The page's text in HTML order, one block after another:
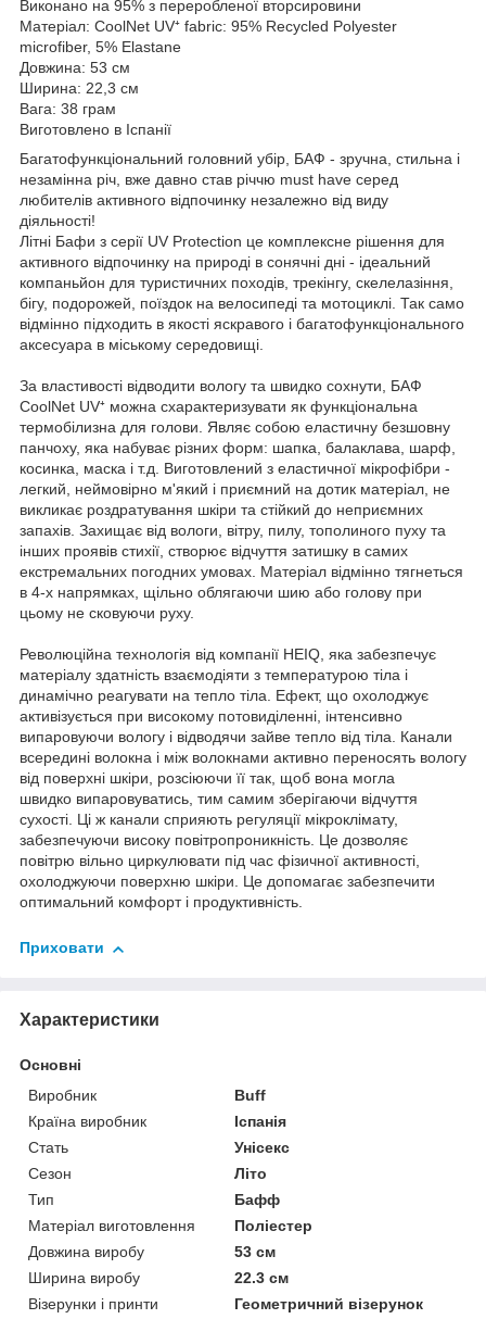
Виконано на 95% з переробленої вторсировини
Матеріал: CoolNet UV⁺ fabric: 95% Recycled Polyester
microfiber, 5% Elastane
Довжина: 53 см
Ширина: 22,3 см
Вага: 38 грам
Виготовлено в Іспанії
Багатофункціональний головний убір, БАФ - зручна, стильна і
незамінна річ, вже давно став річчю must have серед
любителів активного відпочинку незалежно від виду
діяльності!
Літні Бафи з серії UV Protection це комплексне рішення для
активного відпочинку на природі в сонячні дні - ідеальний
компаньйон для туристичних походів, трекінгу, скелелазіння,
бігу, подорожей, поїздок на велосипеді та мотоциклі. Так само
відмінно підходить в якості яскравого і багатофункціонального
аксесуара в міському середовищі.
За властивості відводити вологу та швидко сохнути, БАФ
CoolNet UV⁺ можна схарактеризувати як функціональна
термобілизна для голови. Являє собою еластичну безшовну
панчоху, яка набуває різних форм: шапка, балаклава, шарф,
косинка, маска і т.д. Виготовлений з еластичної мікрофібри -
легкий, неймовірно м'який і приємний на дотик матеріал, не
викликає роздратування шкіри та стійкий до неприємних
запахів. Захищає від вологи, вітру, пилу, тополиного пуху та
інших проявів стихії, створює відчуття затишку в самих
екстремальних погодних умовах. Матеріал відмінно тягнеться
в 4-х напрямках, щільно облягаючи шию або голову при
цьому не сковуючи руху.
Революційна технологія від компанії HEIQ, яка забезпечує
матеріалу здатність взаємодіяти з температурою тіла і
динамічно реагувати на тепло тіла. Ефект, що охолоджує
активізується при високому потовиділенні, інтенсивно
випаровуючи вологу і відводячи зайве тепло від тіла. Канали
всередині волокна і між волокнами активно переносять вологу
від поверхні шкіри, розсіюючи її так, щоб вона могла
швидко випаровуватись, тим самим зберігаючи відчуття
сухості. Ці ж канали сприяють регуляції мікроклімату,
забезпечуючи високу повітропроникність. Це дозволяє
повітрю вільно циркулювати під час фізичної активності,
охолоджуючи поверхню шкіри. Це допомагає забезпечити
оптимальний комфорт і продуктивність.
Приховати
Характеристики
Основні
Виробник
Buff
Країна виробник
Іспанія
Стать
Унісекс
Сезон
Літо
Тип
Бафф
Матеріал виготовлення
Поліестер
Довжина виробу
53 см
Ширина виробу
22.3 см
Візерунки і принти
Геометричний візерунок